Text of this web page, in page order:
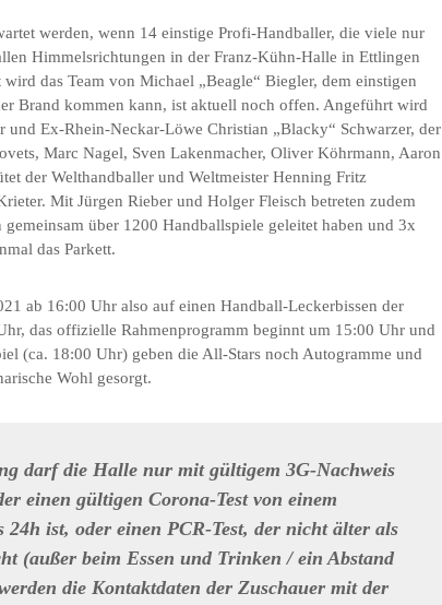
werden, wenn 14 einstige Profi-Handballer, die viele nur
Himmelsrichtungen in der Franz-Kühn-Halle in Ettlingen
das Team von Michael „Beagle“ Biegler, dem einstigen
Brand kommen kann, ist aktuell noch offen. Angeführt wird
Ex-Rhein-Neckar-Löwe Christian „Blacky“ Schwarzer, der
Marc Nagel, Sven Lakenmacher, Oliver Köhrmann, Aaron
der Welthandballer und Weltmeister Henning Fritz
Mit Jürgen Rieber und Holger Fleisch betreten zudem
über 1200 Handballspiele geleitet haben und 3x
das Parkett.
ab 16:00 Uhr also auf einen Handball-Leckerbissen der
das offizielle Rahmenprogramm beginnt um 15:00 Uhr und
(ca. 18:00 Uhr) geben die All-Stars noch Autogramme und
Wohl gesorgt.
darf die Halle nur mit gültigem 3G-Nachweis
einen gültigen Corona-Test von einem
ist, oder einen PCR-Test, der nicht älter als
(außer beim Essen und Trinken / ein Abstand
die Kontaktdaten der Zuschauer mit der